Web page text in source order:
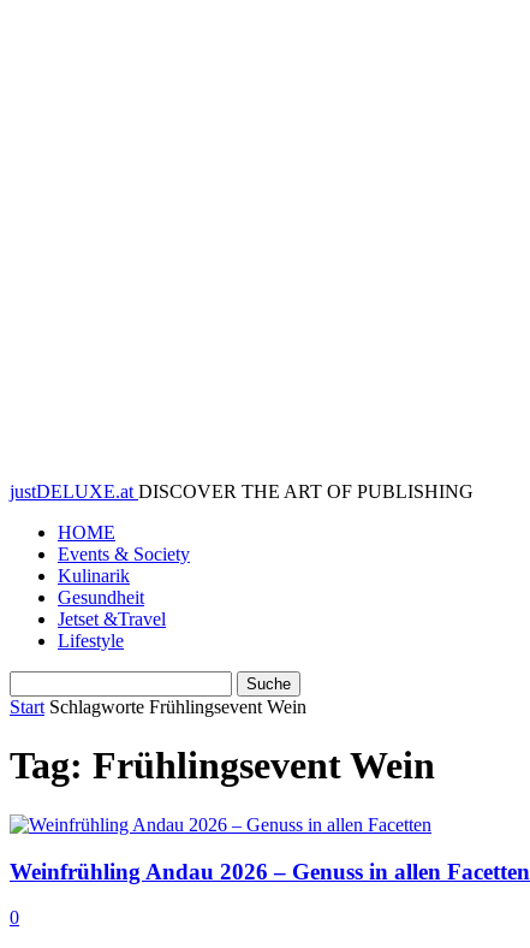
justDELUXE.at DISCOVER THE ART OF PUBLISHING
HOME
Events & Society
Kulinarik
Gesundheit
Jetset &Travel
Lifestyle
Start Schlagworte Frühlingsevent Wein
Tag: Frühlingsevent Wein
Weinfrühling Andau 2026 – Genuss in allen Facetten
0